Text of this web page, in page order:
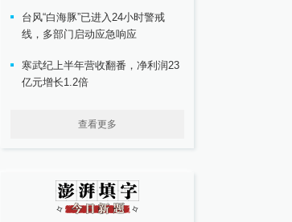
台风“白海豚”已进入24小时警戒
线，多部门启动应急响应
寒武纪上半年营收翻番，净利润23
亿元增长1.2倍
查看更多